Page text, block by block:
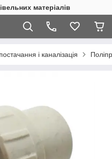
матеріалів
і каналізація